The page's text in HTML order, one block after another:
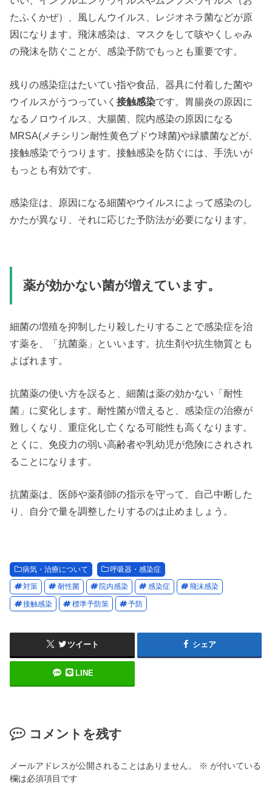
たふくかぜ）、風しんウイルス、レジオネラ菌などが原
因になります。飛沫感染は、マスクをして咳やくしゃみ
の飛沫を防ぐことが、感染予防でもっとも重要です。
残りの感染症はたいてい指や食品、器具に付着した菌や
ウイルスがうつっていく接触感染です。胃腸炎の原因に
なるノロウイルス、大腸菌、院内感染の原因になる
MRSA(メチシリン耐性黄色ブドウ球菌)や緑膿菌などが、
接触感染でうつります。接触感染を防ぐには、手洗いが
もっとも有効です。
感染症は、原因になる細菌やウイルスによって感染のし
かたが異なり、それに応じた予防法が必要になります。
薬が効かない菌が増えています。
細菌の増殖を抑制したり殺したりすることで感染症を治
す薬を、「抗菌薬」といいます。抗生剤や抗生物質とも
よばれます。
抗菌薬の使い方を誤ると、細菌は薬の効かない「耐性
菌」に変化します。耐性菌が増えると、感染症の治療が
難しくなり、重症化し亡くなる可能性も高くなります。
とくに、免疫力の弱い高齢者や乳幼児が危険にされされ
ることになります。
抗菌薬は、医師や薬剤師の指示を守って、自己中断した
り、自分で量を調整したりするのは止めましょう。
病気・治療について 呼吸器・感染症
対策 耐性菌 院内感染 感染症 飛沫感染
接触感染 標準予防策 予防
ツイート シェア
LINE
コメントを残す
メールアドレスが公開されることはありません。 ※ が付いている
欄は必須項目です